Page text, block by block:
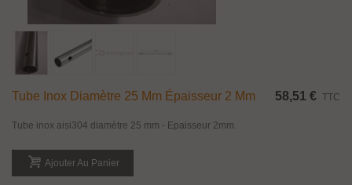
Tube Inox Diamètre 25 Mm Épaisseur 2 Mm 58,51 € TTC
Tube inox aisi304 diamètre 25 mm - Epaisseur 2mm.
Ajouter Au Panier